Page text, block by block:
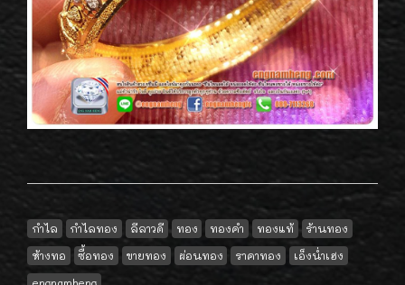
กำไล กำไลทอง ลีลาวดี ทอง ทองคำ ทองแท้
ร้านทอง
ห้างทอ
ซื้อทอง ขายทอง ผ่อนทอง ราคาทอง
เอ็งน่ำเฮง